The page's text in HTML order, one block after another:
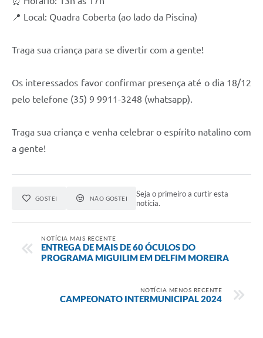
📍 Local: Quadra Coberta (ao lado da Piscina)
Traga sua criança para se divertir com a gente!
Os interessados favor confirmar presença até o dia 18/12
pelo telefone (35) 9 9911-3248 (whatsapp).
Traga sua criança e venha celebrar o espírito natalino com
a gente!
GOSTEI NÃO GOSTEI
Seja o primeiro a curtir esta
notícia.
NOTÍCIA MAIS RECENTE
ENTREGA DE MAIS DE 60 ÓCULOS DO
PROGRAMA MIGUILIM EM DELFIM MOREIRA
NOTÍCIA MENOS RECENTE
CAMPEONATO INTERMUNICIPAL 2024